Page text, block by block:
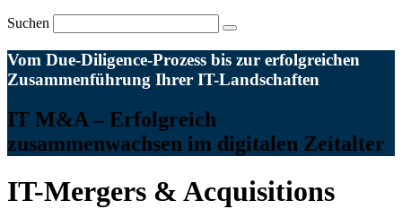
Suchen
Vom Due-Diligence-Prozess bis zur erfolgreichen
Zusammenführung Ihrer IT-Landschaften
IT M&A – Erfolgreich
zusammenwachsen im digitalen Zeitalter
IT-Mergers & Acquisitions